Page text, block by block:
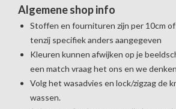
Algemene shop info
Stoffen en fournituren zijn per 10cm
tenzij specifiek anders aangegeven
Kleuren kunnen afwijken op je
een match vraag het ons en we
Volg het wasadvies en lock/zigzag de
wassen.